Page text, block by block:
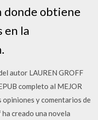
donde obtiene
en la
autor LAUREN GROFF
completo al MEJOR
y comentarios de
creado una novela